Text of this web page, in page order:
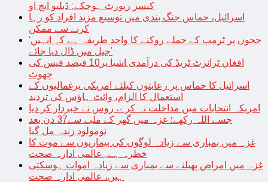
کیسز رپورٹ ہوچکے: ڈبلیو ایچ او
اسرائیل، حماس جنگ بندی میں توسیع مزید افراد کو رہا
کرنے سے ممکن
‘ججوں پر ٹرمپ کے حملے روکنے کا واحد طریقہ ہے کہ انہیں
جیل میں ڈال دیا جائے’
افغان ٹرانزٹ ٹریڈ کی درآمدی اشیا پر10 فیصد فیس کی
چھوٹ
اسرائیل کا حماس پر رعایتوں کیلئے امریکی یرغمالیوں کے
استعمال کا الزام، وائٹ ہاؤس کی تردید
امریکہ انتخابات میں مداخلت نہ کرے، روس نے خبردار کر دیا
جسے اللہ رکھے؛ غزہ میں گھر کے ملبے سے37 دن بعد
نومولود زندہ مل گیا
غزہ میں بمباری سے زیادہ لوگوں کی بیماریوں سے موت کا
خطرہ ہے, عالمی ادارہ صحت
غزہ میں امراض پھیلنے سے بمباری سے زیادہ اموات ہوسکتی
ہیں، عالمی ادارہ صحت